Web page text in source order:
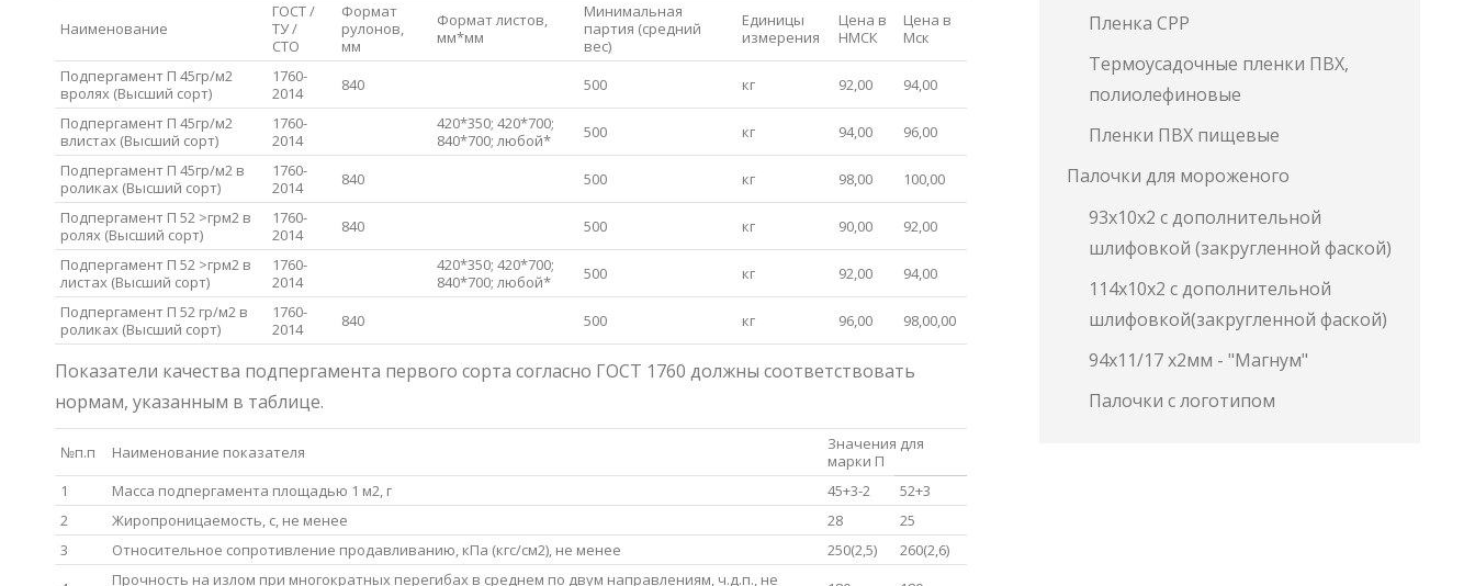
Наименование
ГОСТ /
ТУ /
СТО
Формат
рулонов,
мм
Формат листов,
мм*мм
Минимальная
партия (средний
вес)
Единицы
измерения
Цена в
НМСК
Цена в
Мск
Подпергамент П 45гр/м2
вролях (Высший сорт)
1760-
2014
840 500 кг 92,00
94,00
Подпергамент П 45гр/м2
влистах (Высший сорт)
1760-
2014
420*350; 420*700;
840*700; любой*
500 кг 94,00
96,00
Подпергамент П 45гр/м2 в
роликах (Высший сорт)
1760-
2014
840 500 кг 98,00
100,00
Подпергамент П 52 >грм2 в
ролях (Высший сорт)
1760-
2014
840 500 кг 90,00
92,00
Подпергамент П 52 >грм2 в
листах (Высший сорт)
1760-
2014
420*350; 420*700;
840*700; любой*
500 кг 92,00
94,00
Подпергамент П 52 гр/м2 в
роликах (Высший сорт)
1760-
2014
840 500 кг 96,00 98,00,00
Показатели качества подпергамента первого сорта согласно ГОСТ 1760 должны соответствовать
нормам, указанным в таблице.
№п.п Наименование показателя
Значения для
марки П
1
Масса подпергамента площадью 1 м2, г 45+3-2
52+3
2
Жиропроницаемость, с, не менее 28
25
3
Относительное сопротивление продавливанию, кПа (кгс/см2), не менее 250(2,5)
260(2,6)
Прочность на излом при многократных перегибах в среднем по двум направлениям, ч.д.п., не
Пленка СРР
Термоусадочные пленки ПВХ,
полиолефиновые
Пленки ПВХ пищевые
Палочки для мороженого
93х10х2 с дополнительной
шлифовкой (закругленной фаской)
114х10х2 с дополнительной
шлифовкой(закругленной фаской)
94х11/17 х2мм - "Магнум"
Палочки с логотипом